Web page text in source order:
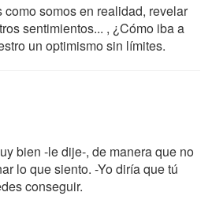
somos en realidad, revelar
sentimientos... , ¿Cómo iba a
un optimismo sin límites.
bien -le dije-, de manera que no
lo que siento. -Yo diría que tú
conseguir.